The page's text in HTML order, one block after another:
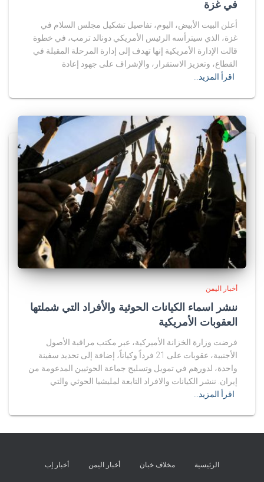
في غزة
أعلن البيت الأبيض، اليوم، تفاصيل تشكيل مجلس السلام في
غزة، الذي سيترأسه الرئيس الأمريكي دونالد ترمب، في خطوة
قالت الإدارة الأمريكية إنها تهدف إلى إدارة المرحلة المقبلة في
القطاع، وتعزيز الاستقرار، والإشراف على جهود إعادة
اقرأ المزيد…
أخبار اليمن
ننشر اسماء الكيانات الحوثية والأفراد التي شملتها
العقوبات الأمريكية
فرضت وزارة الخزانة الأميركية، عبر مكتب مراقبة الأصول
الأجنبية، عقوبات على 21 فرداً وكياناً، إضافة إلى تحديد سفينة
واحدة، لدورهم في تمويل وتسليح جماعة الحوثيين المدعومة من
إيران. ننشر الكيانات والافراد التابعة لمليشيا الحوثي والتي
اقرأ المزيد…
الرئيسية مخلاف خبان أخبار اليمن أخبار إب